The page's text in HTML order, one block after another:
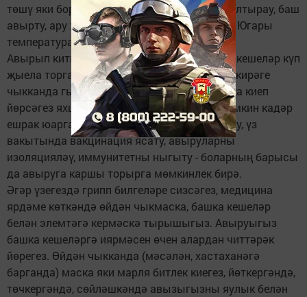
төшү яки борын тыгылу, сөякләр сызлау, калтырау, баш
авырту, ару хисе, кайчакта эч китү яки косу. Югары
температура һәр авыру кешедә дә булмый.
Авырып китмәс өчен грипп таралган чорда кешеләр күп
җыела торган урыннарга бармаска яки бик кирәге
чыкканда гына барырга тырышыгыз. Маска киеп
йөрсәгез яхшырак була. Кулларыгызны мөмкин кадәр
ешрак юарга тырышыгыз. Тиешенчә туклану, үз
вакытында вакцинация ясату, авыруларны
изоляцияләү, иммунитетны ныгыту - боларның барысы
да авыруга каршы торырга мөмкинлек бирә.
Әгәр үзегездә грипп билгеләре сизсәгез, медицина
ярдәме көткәндә өйдән чыкмаска, башка кешеләр
белән элемтәгә кермәскә тырышыгыз. Авыруыгыз
башка кешеләргә иярмәсен өчен алардан читтәрәк
йөрегез. Өйдән чыкканда (мәсәлән, хастаханәгә
барганда) маска яки марля битлек киегез, йөткергәндә,
төчкергәндә, сөйләшкәндә авызыгызны яулык белән